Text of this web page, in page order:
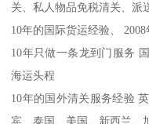
关、私人物品免税清关、派
10年的国际货运经验、
10年只做一条龙到门服务
海运头程
10年的国外清关服务经验
宾、泰国、美国、新西兰、